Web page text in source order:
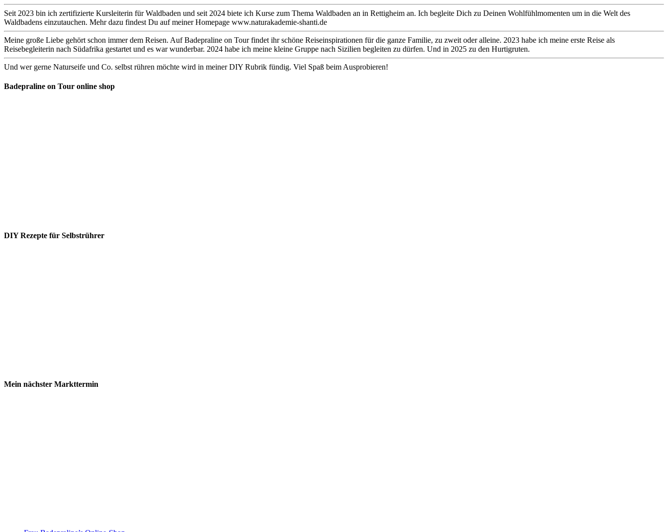
Seit 2023 bin ich zertifizierte Kursleiterin für Waldbaden und seit 2024 biete ich Kurse zum Thema Waldbaden an in Rettigheim an. Ich begleite Dich zu Deinen Wohlfühlmomenten um in die Welt des
Waldbadens einzutauchen. Mehr dazu findest Du auf meiner Homepage www.naturakademie-shanti.de
Meine große Liebe gehört schon immer dem Reisen. Auf Badepraline on Tour findet ihr schöne Reiseinspirationen für die ganze Familie, zu zweit oder alleine. 2023 habe ich meine erste Reise als
Reisebegleiterin nach Südafrika gestartet und es war wunderbar. 2024 habe ich meine kleine Gruppe nach Sizilien begleiten zu dürfen. Und in 2025 zu den Hurtigruten.
Und wer gerne Naturseife und Co. selbst rühren möchte wird in meiner DIY Rubrik fündig. Viel Spaß beim Ausprobieren!
Badepraline on Tour online shop
DIY Rezepte für Selbstrührer
Mein nächster Markttermin